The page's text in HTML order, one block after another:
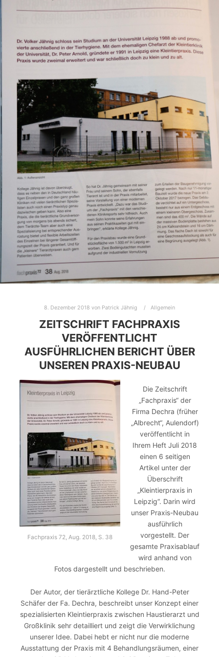
8. Dezember 2018 von Patrick Jähnig Allgemein
ZEITSCHRIFT FACHPRAXIS
VERÖFFENTLICHT
AUSFÜHRLICHEN BERICHT ÜBER
UNSEREN PRAXIS-NEUBAU
Fachpraxis 72, Aug. 2018, S. 38
Die Zeitschrift
„Fachpraxis“ der
Firma Dechra (früher
„Albrecht“, Aulendorf)
veröffentlicht in
Ihrem Heft Juli 2018
einen 6 seitigen
Artikel unter der
Überschrift
„Kleintierpraxis in
Leipzig“. Darin wird
unser Praxis-Neubau
ausführlich
vorgestellt. Der
gesamte Praxisablauf
wird anhand von
Fotos dargestellt und beschrieben.
Der Autor, der tierärztliche Kollege Dr. Hand-Peter
Schäfer der Fa. Dechra, beschreibt unser Konzept einer
spezialisierten Kleintierpraxis zwischen Haustierarzt und
Großklinik sehr detailliert und zeigt die Verwirklichung
unserer Idee. Dabei hebt er nicht nur die moderne
Ausstattung der Praxis mit 4 Behandlungsräumen, einer